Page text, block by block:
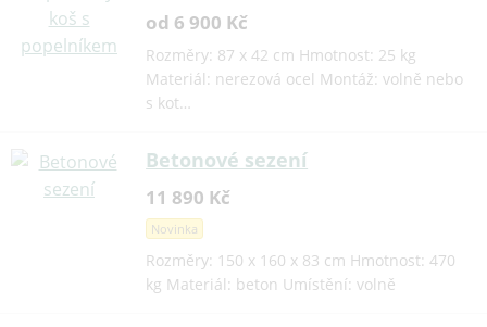
od 6 900 Kč
Rozměry: 87 x 42 cm Hmotnost: 25 kg
Materiál: nerezová ocel Montáž: volně nebo
s kot…
Betonové sezení
11 890 Kč
Novinka
Rozměry: 150 x 160 x 83 cm Hmotnost: 470
kg Materiál: beton Umístění: volně